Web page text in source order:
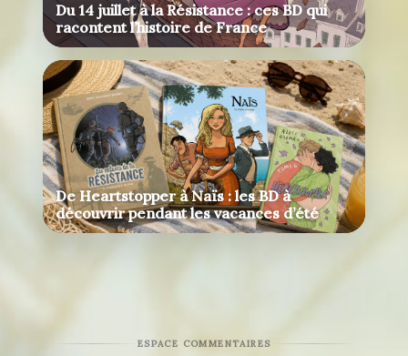
Du 14 juillet à la Résistance : ces BD qui
racontent l’histoire de France
De Heartstopper à Naïs : les BD à
découvrir pendant les vacances d’été
ESPACE COMMENTAIRES